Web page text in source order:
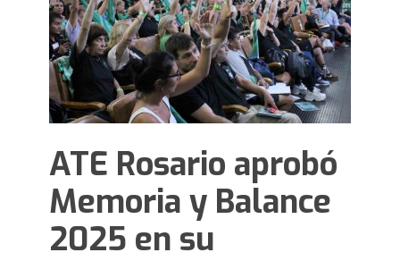
ATE Rosario aprobó
Memoria y Balance
2025 en su